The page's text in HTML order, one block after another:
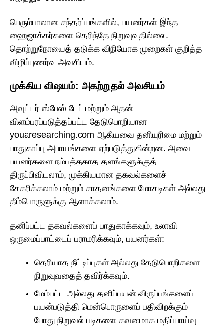
பெரும்பாலான சந்தர்ப்பங்களில், பயனர்கள் இந்த
ஹைஜாக்கர்களை தெரிந்தே நிறுவுவதில்லை.
தொற்றுநோயைத் தடுக்க விநியோக முறைகள் குறித்த
விழிப்புணர்வு அவசியம்.
முக்கிய விஷயம்: அகற்றுதல் அவசியம்
அவுட்டர் ஸ்பேஸ் டேப் மற்றும் அதன்
விளம்பரப்படுத்தப்பட்ட தேடுபொறியான
youaresearching.com ஆகியவை தனியுரிமை மற்றும்
பாதுகாப்பு அபாயங்களை ஏற்படுத்துகின்றன. அவை
பயனர்களை நம்பத்தகாத தளங்களுக்குத்
திருப்பிவிடலாம், முக்கியமான தகவல்களைச்
சேகரிக்கலாம் மற்றும் சாதனங்களை மோசடிகள் அல்லது
தீம்பொருளுக்கு ஆளாக்கலாம்.
தனிப்பட்ட தகவல்களைப் பாதுகாக்கவும், உலாவி
ஒருமைப்பாட்டைப் பராமரிக்கவும், பயனர்கள்:
தெரியாத நீட்டிப்புகள் அல்லது தேடுபொறிகளை
நிறுவுவதைத் தவிர்க்கவும்.
மேம்பட்ட அல்லது தனிப்பயன் விருப்பங்களைப்
பயன்படுத்தி மென்பொருளைப் பதிவிறக்கும்
போது நிறுவல் படிகளை கவனமாக மதிப்பாய்வு